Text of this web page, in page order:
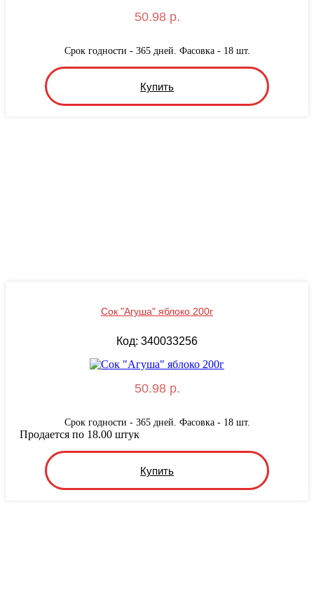
50.98 р.
Срок годности - 365 дней. Фасовка - 18 шт.
Купить
Сок "Агуша" яблоко 200г
Код: 340033256
50.98 р.
Срок годности - 365 дней. Фасовка - 18 шт.
Купить
Продается по 18.00 штук